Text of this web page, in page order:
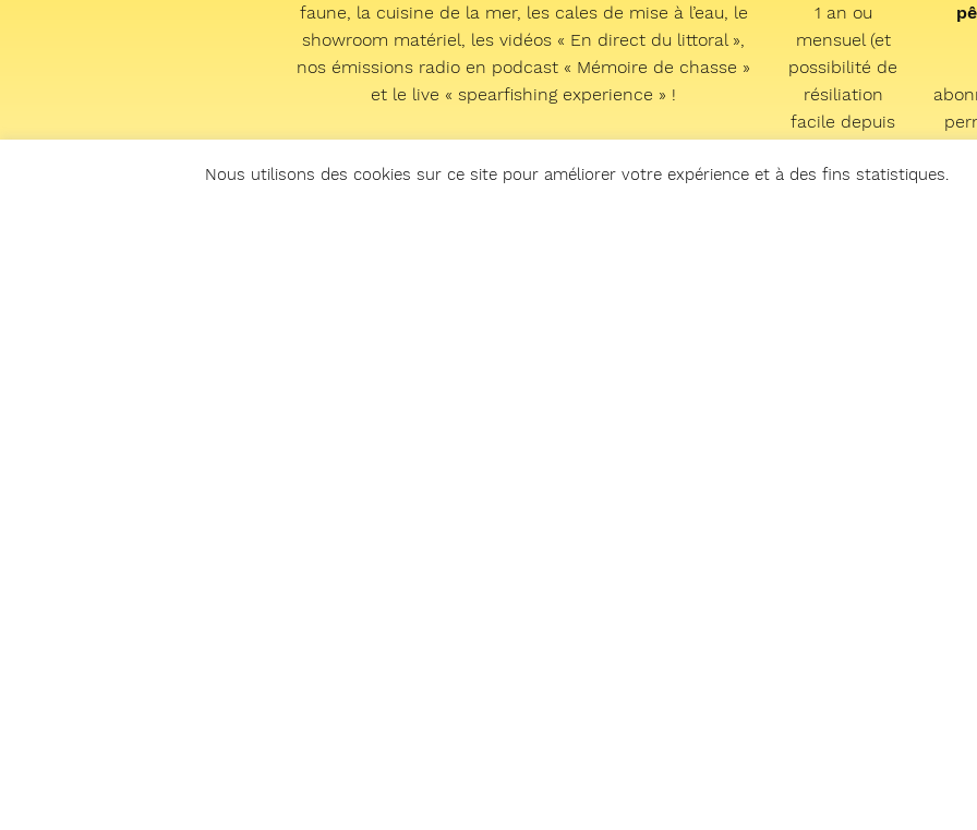
faune, la cuisine de la mer, les cales de mise à l’eau, le
showroom matériel, les vidéos « En direct du littoral »,
nos émissions radio en podcast « Mémoire de chasse »
et le live « spearfishing experience » !
1 an ou
mensuel (et
possibilité de
résiliation
facile depuis
compte)
Nous utilisons des cookies sur ce site pour améliorer votre expérience et à des fins statistiques.